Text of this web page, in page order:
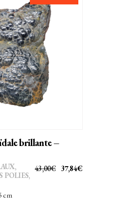
AU PANIER
brillante –
43,00€ LE
37,84€LE
POLIES,
cm